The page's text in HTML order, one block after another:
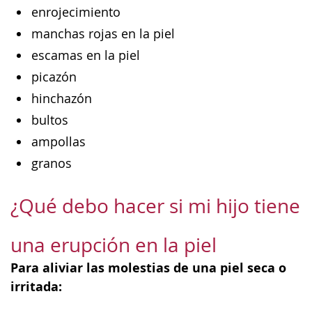
enrojecimiento
manchas rojas en la piel
escamas en la piel
picazón
hinchazón
bultos
ampollas
granos
¿Qué debo hacer si mi hijo tiene
una erupción en la piel
Para aliviar las molestias de una piel seca o
irritada: